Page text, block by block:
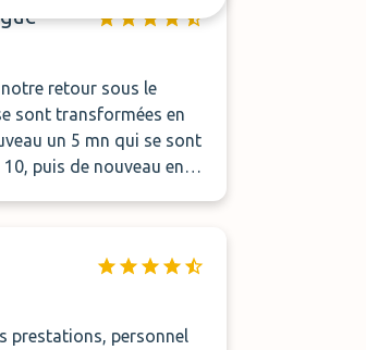
notre retour sous le
sont transformées en
un 5 mn qui se sont
puis de nouveau en
prestations, personnel